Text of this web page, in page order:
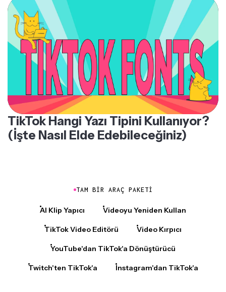
TikTok Hangi Yazı Tipini Kullanıyor?
(İşte Nasıl Elde Edebileceğiniz)
TAM BIR ARAÇ PAKETI
AI Klip Yapıcı Videoyu Yeniden Kullan
TikTok Video Editörü Video Kırpıcı
YouTube'dan TikTok'a Dönüştürücü
Twitch'ten TikTok'a Instagram'dan TikTok'a